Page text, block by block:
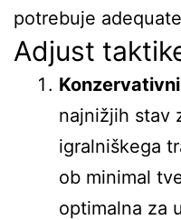
potrebuje
Adjust
najnižjih stav
igralniškega
ob minimal
optimalna za